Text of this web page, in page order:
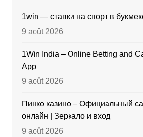
1win — ставки на спорт в
9 août 2026
1Win India – Online Betting and
App
9 août 2026
Пинко казино – Официальный
онлайн | Зеркало и вход
9 août 2026